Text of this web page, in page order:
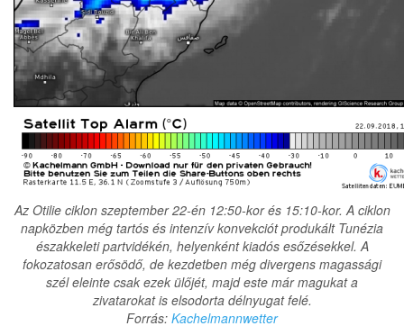
Az Otilie ciklon szeptember 22-én 12:50-kor és 15:10-kor. A ciklon
napközben még tartós és intenzív konvekciót produkált Tunézia
északkeleti partvidékén, helyenként kiadós esőzésekkel. A
fokozatosan erősödő, de kezdetben még divergens magassági
szél eleinte csak ezek ülőjét, majd este már magukat a
zivatarokat is elsodorta délnyugat felé.
Forrás: Kachelmannwetter